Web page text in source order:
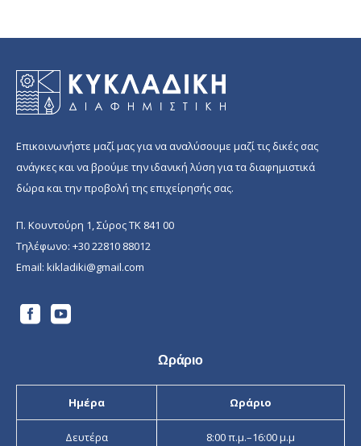
35.00 €
Επικοινωνήστε μαζί μας για να αναλύσουμε μαζί τις δικές σας
ανάγκες και να βρούμε την ιδανική λύση για τα διαφημιστικά
δώρα και την προβολή της επιχείρησής σας.
Π. Κουντούρη 1, Σύρος ΤΚ 841 00
Τηλέφωνο: +30 22810 88012
Email: kikladiki@gmail.com
Ωράριο
Ημέρα Ωράριο
Δευτέρα 8:00 π.μ.–16:00 μ.μ